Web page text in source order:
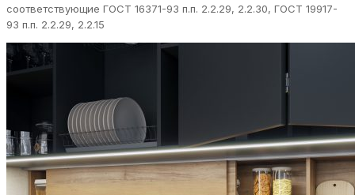
соответствующие ГОСТ 16371-93 п.п. 2.2.29, 2.2.30, ГОСТ 19917-
93 п.п. 2.2.29, 2.2.15